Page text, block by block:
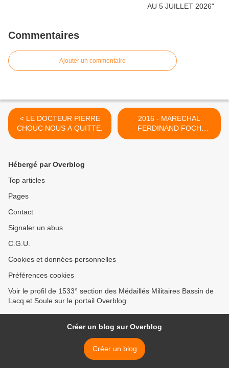
Commentaires
Ajouter un commentaire
< LE DOCTEUR PIERRE
CHOUC NOUS A QUITTE.
2016 - MARECHAL
FERDINAND FOCH
PRESIDENT DE LA
Hébergé par Overblog
Top articles
Pages
Contact
Signaler un abus
C.G.U.
Cookies et données personnelles
Préférences cookies
Voir le profil de 1533° section des Médaillés Militaires Bassin de
Lacq et Soule sur le portail Overblog
Créer un blog sur Overblog
Créer un blog